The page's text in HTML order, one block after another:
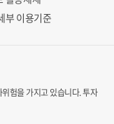
부 이용기준
험을 가지고 있습니다.투자